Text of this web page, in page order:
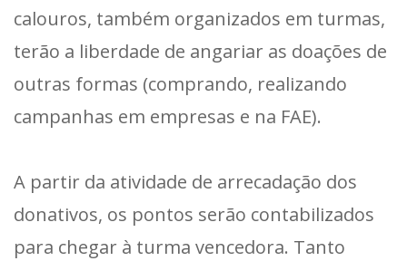
calouros, também organizados em turmas,
terão a liberdade de angariar as doações de
outras formas (comprando, realizando
campanhas em empresas e na FAE).
A partir da atividade de arrecadação dos
donativos, os pontos serão contabilizados
para chegar à turma vencedora. Tanto